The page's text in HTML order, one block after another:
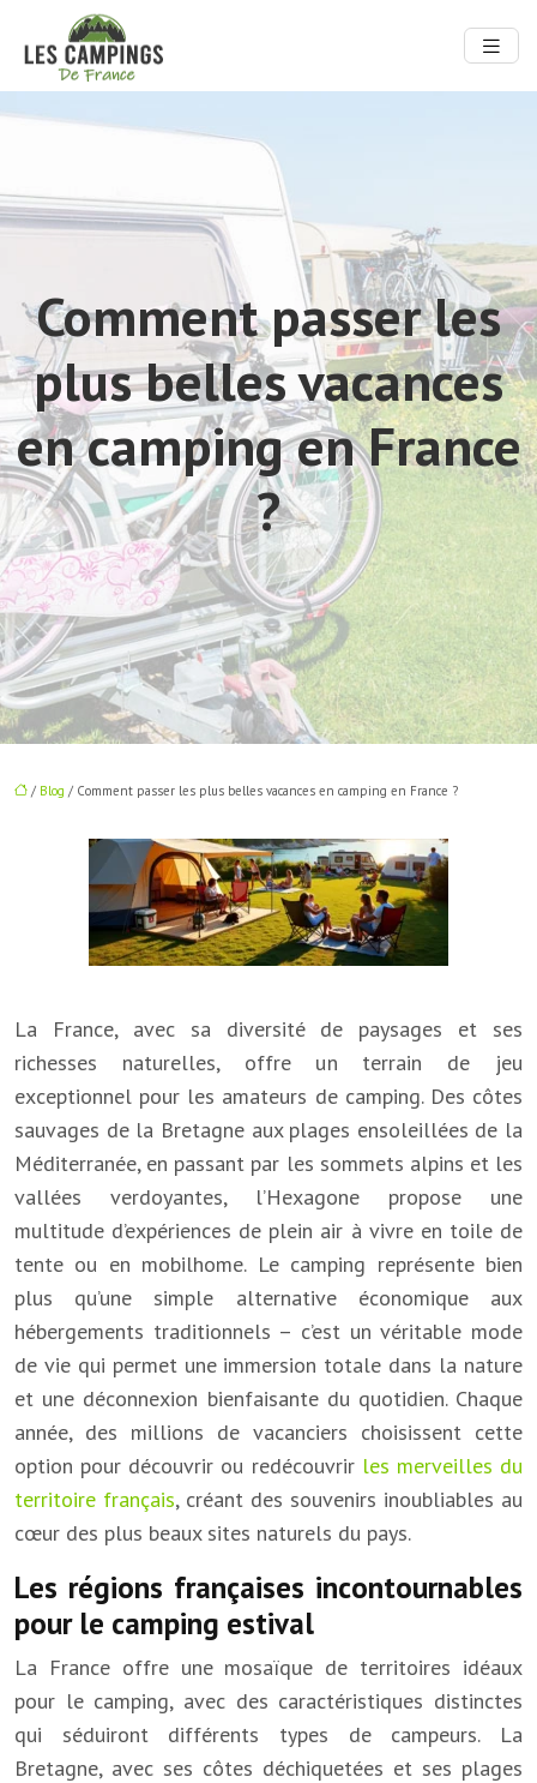
Comment passer les
plus belles vacances
en camping en France
?
/ Blog / Comment passer les plus belles vacances en camping en France ?
La France, avec sa diversité de paysages et ses
richesses naturelles, offre un terrain de jeu
exceptionnel pour les amateurs de camping. Des côtes
sauvages de la Bretagne aux plages ensoleillées de la
Méditerranée, en passant par les sommets alpins et les
vallées verdoyantes, l’Hexagone propose une
multitude d’expériences de plein air à vivre en toile de
tente ou en mobilhome. Le camping représente bien
plus qu’une simple alternative économique aux
hébergements traditionnels – c’est un véritable mode
de vie qui permet une immersion totale dans la nature
et une déconnexion bienfaisante du quotidien. Chaque
année, des millions de vacanciers choisissent cette
option pour découvrir ou redécouvrir les merveilles du
territoire français, créant des souvenirs inoubliables au
cœur des plus beaux sites naturels du pays.
Les régions françaises incontournables
pour le camping estival
La France offre une mosaïque de territoires idéaux
pour le camping, avec des caractéristiques distinctes
qui séduiront différents types de campeurs. La
Bretagne, avec ses côtes déchiquetées et ses plages